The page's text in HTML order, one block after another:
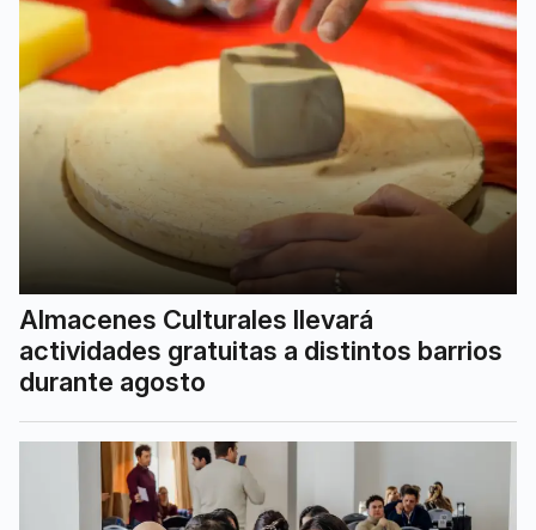
Almacenes Culturales llevará
actividades gratuitas a distintos barrios
durante agosto